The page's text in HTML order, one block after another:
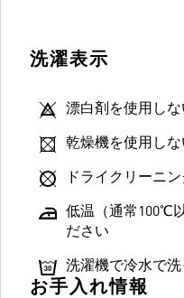
洗濯表示
漂白剤を使用し
乾燥機を使用し
ドライクリーニ
低温（通常100℃
ださい
洗濯機で冷水で
お手入れ情報